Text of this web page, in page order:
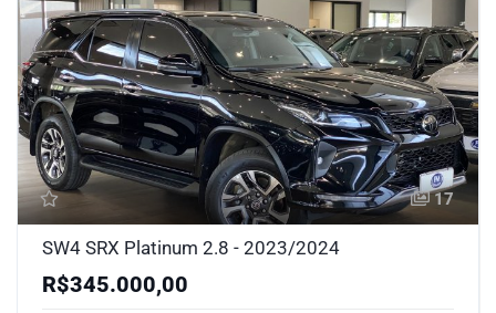
17
SW4 SRX Platinum 2.8 - 2023/2024
R$345.000,00